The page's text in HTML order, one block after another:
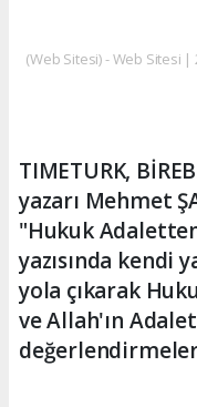
(Web Sitesi) - Web Sitesi |
TIMETURK,
yazarı Mehmet
"Hukuk
yazısında kendi
yola çıkarak
ve Allah'ın